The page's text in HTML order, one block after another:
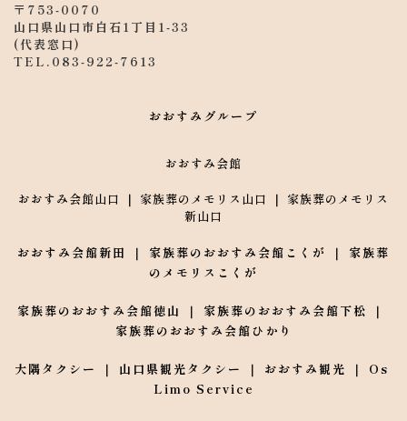
〒753-0070
山口県山口市白石1丁目1-33
(代表窓口)
TEL. 083-922-7613
おおすみグループ
おおすみ会館
おおすみ会館山口 ｜ 家族葬のメモリス山口 ｜ 家族葬のメモリス
新山口
おおすみ会館新田 ｜ 家族葬のおおすみ会館こくが ｜ 家族葬
のメモリスこくが
家族葬のおおすみ会館徳山 ｜ 家族葬のおおすみ会館下松
家族葬のおおすみ会館ひかり
大隅タクシー ｜ 山口県観光タクシー ｜ おおすみ観光 ｜ Os
Limo Service